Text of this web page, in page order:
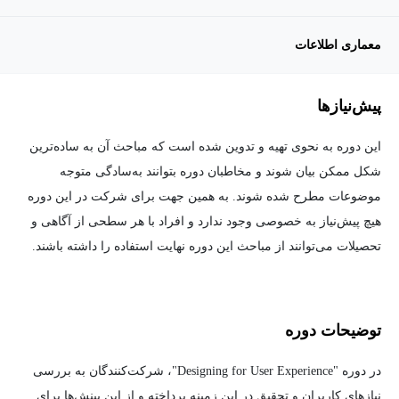
معماری اطلاعات
پیش‌نیاز‌ها
این دوره به نحوی تهیه و تدوین شده است که مباحث آن به ساده‌ترین
شکل ممکن بیان شوند و مخاطبان دوره بتوانند به‌سادگی متوجه
موضوعات مطرح شده شوند. به همین جهت برای شرکت در این دوره
هیچ پیش‌نیاز به خصوصی وجود ندارد و افراد با هر سطحی از آگاهی و
تحصیلات می‌توانند از مباحث این دوره نهایت استفاده را داشته باشند.
توضیحات دوره
در دوره "Designing for User Experience"، شرکت‌کنندگان به بررسی
نیازهای کاربران و تحقیق در این زمینه پرداخته و از این بینش‌ها برای